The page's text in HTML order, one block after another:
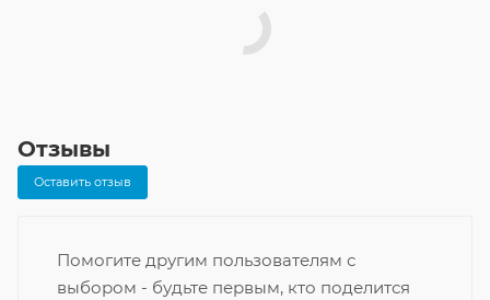
Отзывы
Оставить отзыв
Помогите другим пользователям с
выбором - будьте первым, кто поделится